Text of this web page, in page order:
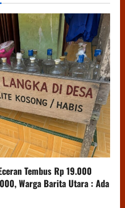
Tembus Rp 19.000
Warga Barita Utara : Ada